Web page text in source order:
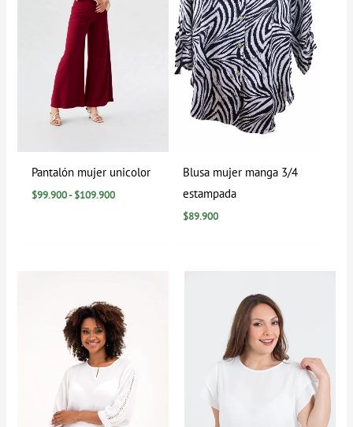
Pantalón mujer unicolor
$99.900- $109.900
Blusa mujer manga 3/4
estampada
$89.900
precios:
desde
$39.900
hasta
$79.900